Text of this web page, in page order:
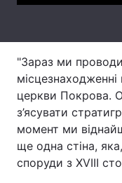
Архів
Контакти
Послуги
"Зараз ми
церкви Покрова.
з’ясувати
момент ми
ще одна стіна,
споруди з XVIIІ